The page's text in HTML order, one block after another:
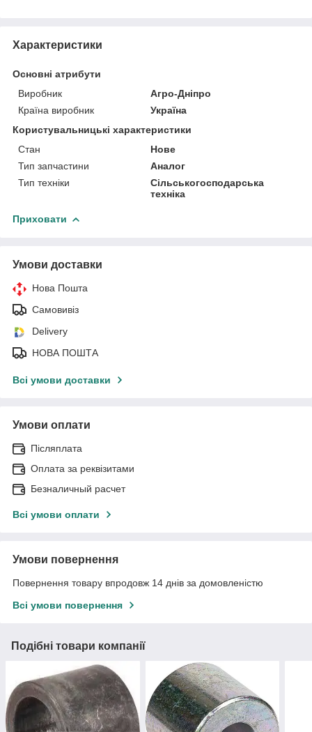
Характеристики
Основні атрибути
Виробник
Агро-Дніпро
Країна виробник
Україна
Користувальницькі характеристики
Стан
Нове
Тип запчастини
Аналог
Тип техніки
Сільськогосподарська
техніка
Приховати
Умови доставки
Нова Пошта
Самовивіз
Delivery
НОВА ПОШТА
Всі умови доставки
Умови оплати
Післяплата
Оплата за реквізитами
Безналичный расчет
Всі умови оплати
Умови повернення
Повернення товару впродовж 14 днів за домовленістю
Всі умови повернення
Подібні товари компанії